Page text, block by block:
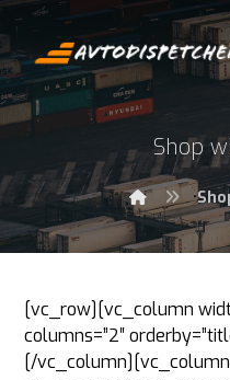
Shop
[vc_row][vc_column
columns=”2″
[/vc_column][vc_column